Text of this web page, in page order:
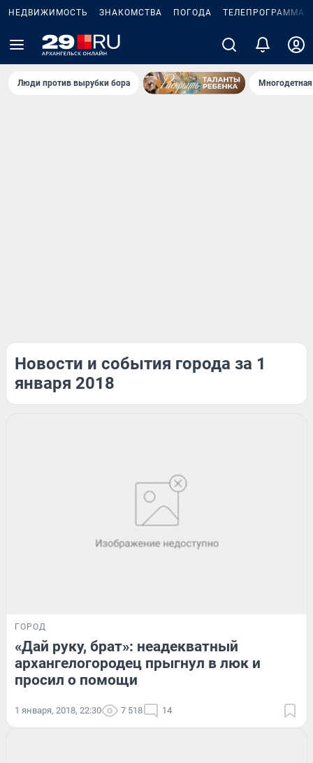
НЕДВИЖИМОСТЬ ЗНАКОМСТВА ПОГОДА ТЕЛЕПРОГРАММА
Люди против вырубки бора
Новости и события города за 1
января 2018
ГОРОД
«Дай руку, брат»: неадекватный
архангелогородец прыгнул в люк и
просил о помощи
1 января, 2018, 22:30 7 518 14